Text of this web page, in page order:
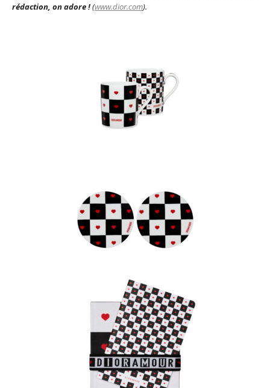
rédaction, on adore !(www.dior.com).